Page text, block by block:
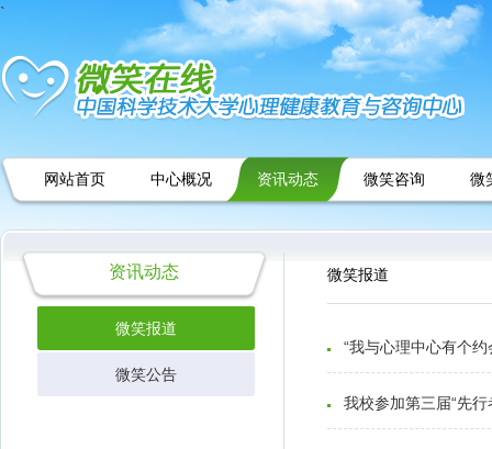
`
网站首页 中心概况 资讯动态 微笑咨询 微
资讯动态
微笑报道
微笑公告
微笑报道
“我与心理中心有个
我校参加第三届“先